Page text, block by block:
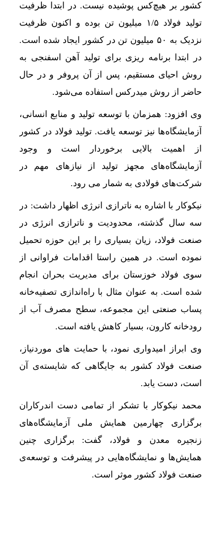
کشور بر هیچ‌کس پوشیده نیست. در ابتدا ظرفیت
تولید فولاد ۱/۵ میلیون تن بوده و اکنون ظرفیت
نزدیک به ۵۰ میلیون تن در کشور ایجاد شده است.
در ابتدا برنامه ریزی برای تولید آهن اسفنجی به
روش احیای مستقیم، پس از آن پروفر و در حال
حاضر از روش میدرکس استفاده می‌شود.
وی افزود: همزمان با توسعه تولید و منابع انسانی،
آزمایشگاه‌ها نیز توسعه یافت. تولید فولاد در کشور
از اهمیت بالایی برخوردار است و وجود
آزمایشگاه‌های مجهز تولید از نیازهای مهم در
شرکت‌های فولادی به شمار می رود.
نیکوکار با اشاره به ناترازی انرژی اظهار داشت: در
سه سال گذشته، محدودیت و ناترازی انرژی در
صنعت فولاد، زیان بسیاری را بر این حوزه تحمیل
نموده است. در همین راستا اقدامات فراوانی از
سوی فولاد خوزستان برای مدیریت بحران انجام
شده است. به عنوان مثال با راه‌اندازی تصفیه‌خانه
پساب صنعتی این مجموعه، سطح مصرف آب از
رودخانه کارون، بسیار کاهش یافته است.
وی ابراز امیدواری نمود، با حمایت های موردنیاز،
صنعت فولاد کشور به جایگاهی که شایسته‌ی آن
است، دست یابد.
محمد نیکوکار با تشکر از تمامی دست اندرکاران
برگزاری چهارمین همایش ملی آزمایشگاه‌های
زنجیره معدن و فولاد، گفت: برگزاری چنین
همایش‌ها و نمایشگاه‌هایی در پیشرفت و توسعه‌ی
صنعت فولاد کشور موثر است.